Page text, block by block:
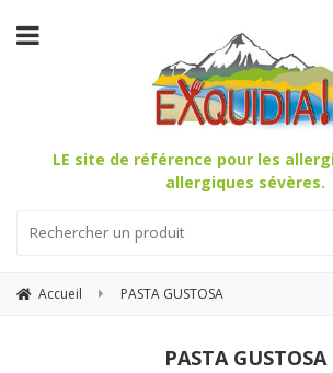
LE site de référence pour les
allergiques sévères.
Accueil PASTA GUSTOSA
PASTA GUSTOSA